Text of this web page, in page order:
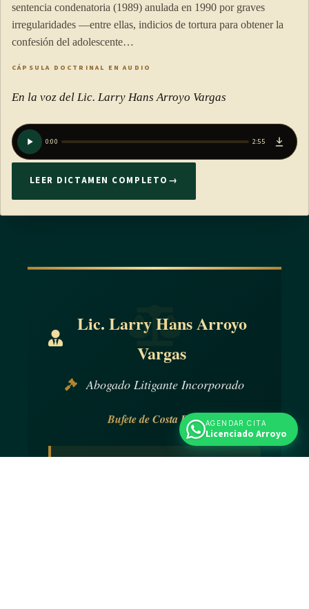
sentencia condenatoria (1989) anulada en 1990 por graves
irregularidades —entre ellas, indicios de tortura para obtener la
confesión del adolescente…
CÁPSULA DOCTRINAL EN AUDIO
En la voz del Lic. Larry Hans Arroyo Vargas
0:00 2:55
LEER DICTAMEN COMPLETO →
Lic. Larry Hans Arroyo
Vargas
Abogado Litigante Incorporado
Bufete de Costa Rica AGENDAR CITA
Licenciado Arroyo